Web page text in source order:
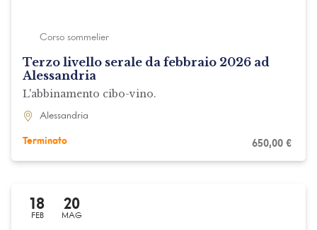
Corso sommelier
Terzo livello serale da febbraio 2026 ad
Alessandria
L'abbinamento cibo-vino.
Alessandria
Terminato 650,00 €
18
FEB
20
MAG